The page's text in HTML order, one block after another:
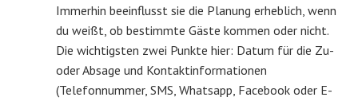
Immerhin beeinflusst sie die Planung erheblich, wenn
du weißt, ob bestimmte Gäste kommen oder nicht.
Die wichtigsten zwei Punkte hier: Datum für die Zu-
oder Absage und Kontaktinformationen
(Telefonnummer, SMS, Whatsapp, Facebook oder E-